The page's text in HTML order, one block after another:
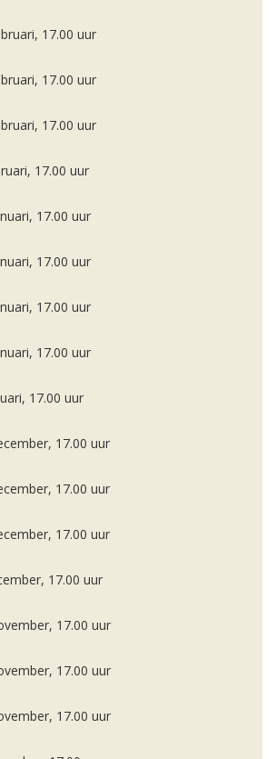
17.00 uur
17.00 uur
17.00 uur
17.00 uur
17.00 uur
17.00 uur
17.00 uur
17.00 uur
17.00 uur
17.00 uur
17.00 uur
17.00 uur
17.00 uur
17.00 uur
17.00 uur
17.00 uur